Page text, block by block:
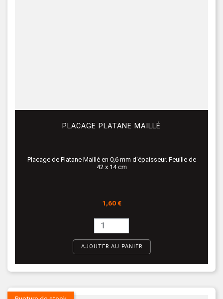
PLACAGE PLATANE MAILLÉ
Placage de Platane Maillé en 0,6 mm d'épaisseur. Feuille de
42 x 14 cm
Prix
1,60 €
AJOUTER AU PANIER